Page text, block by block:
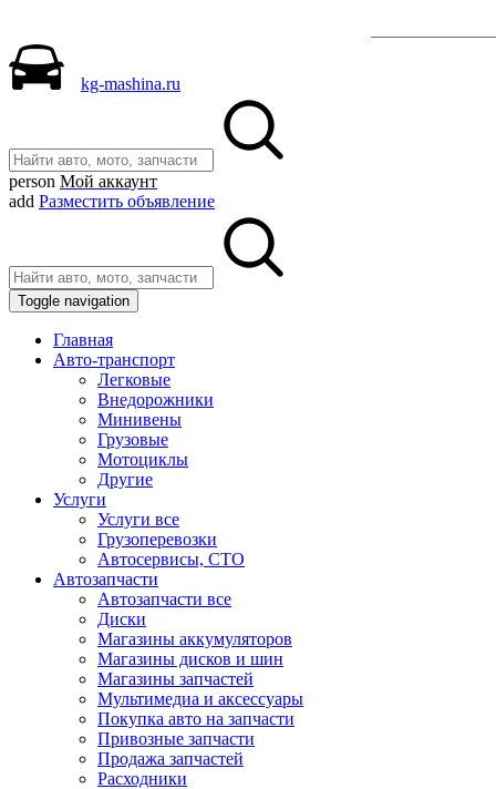
kg-mashina.ru
person Мой аккаунт
add Разместить объявление
Toggle navigation
Главная
Авто-транспорт
Легковые
Внедорожники
Минивены
Грузовые
Мотоциклы
Другие
Услуги
Услуги все
Грузоперевозки
Автосервисы, СТО
Автозапчасти
Автозапчасти все
Диски
Магазины аккумуляторов
Магазины дисков и шин
Магазины запчастей
Мультимедиа и аксессуары
Покупка авто на запчасти
Привозные запчасти
Продажа запчастей
Расходники